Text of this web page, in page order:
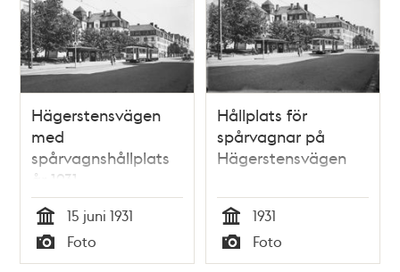
Hägerstensvägen
med
spårvagnshållplats
år 1931
Tid
15 juni 1931
Typ
Foto
Hållplats för
spårvagnar på
Hägerstensvägen
Tid
1931
Typ
Foto